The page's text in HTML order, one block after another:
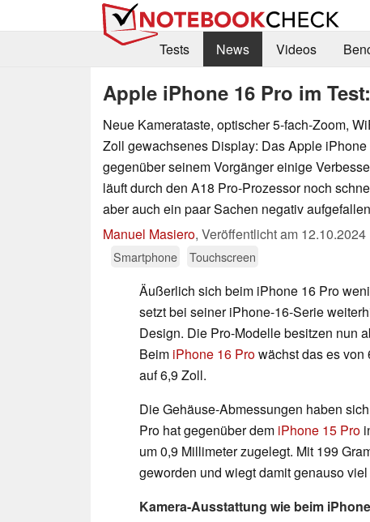
Tests
News Videos
Apple iPhone 16 Pro im
Neue Kamerataste, optischer 5-fach-Zoom,
Zoll gewachsenes Display: Das Apple iPhone
gegenüber seinem Vorgänger einige
läuft durch den A18 Pro-Prozessor noch
aber auch ein paar Sachen negativ
Manuel Masiero, Veröffentlicht am 12.10.2024
Smartphone
Touchscreen
Äußerlich sich beim iPhone 16 Pro
setzt bei seiner iPhone-16-Serie
Design. Die Pro-Modelle besitzen nun
Beim iPhone 16 Prowächst das es von
auf 6,9 Zoll.
Die Gehäuse-Abmessungen haben
Pro hat gegenüber dem iPhone 15 Pro
um 0,9 Millimeter zugelegt. Mit 199
geworden und wiegt damit genauso
Kamera-Ausstattung wie beim